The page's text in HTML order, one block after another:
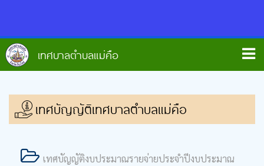
เทศบัญญัติเทศบาลตำบลแม่คือ
เทศบัญญัติงบประมาณรายจ่ายประจำปีงบประมาณ